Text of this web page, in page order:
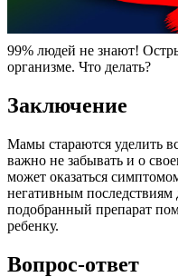
99% людей не знают!
организме. Что делать?
Заключение
Мамы стараются уделить
важно не забывать и о
может оказаться
негативным
подобранный препарат
ребенку.
Вопрос-ответ